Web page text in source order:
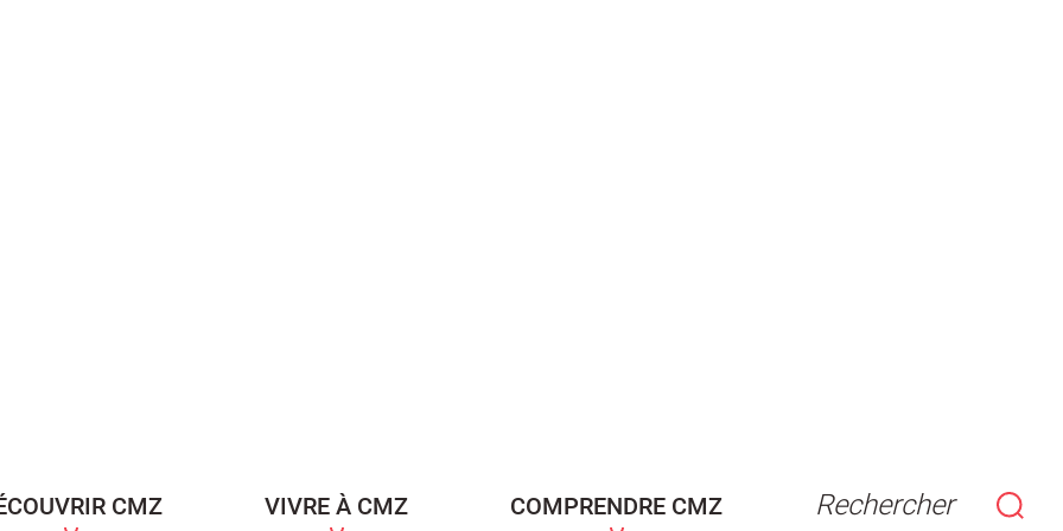
CMZ VIVRE À CMZ COMPRENDRE CMZ Rechercher